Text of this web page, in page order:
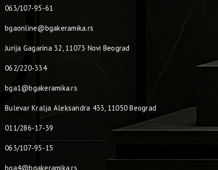
063/107-95-61
bgaonline@bgakeramika.rs
Jurija Gagarina 32, 11073 Novi Beograd
062/220-334
bga1@bgakeramika.rs
Bulevar Kralja Aleksandra 433, 11050 Beograd
011/286-17-39
063/107-95-15
bga4@bgakeramika.rs